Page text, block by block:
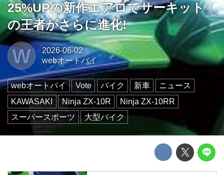
25%UPの新作エアロでサーキット
の王者がさらに進化!
W
2026-06-02
webオートバイ
webオートバイ Vote バイク 新車
ニュース
KAWASAKI
Ninja ZX-10R
Ninja ZX-10RR
スーパースポーツ
大型バイク